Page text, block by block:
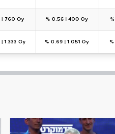
760 Oy % 0.56 400 Oy
1.333 Oy % 0.69 1.051 Oy